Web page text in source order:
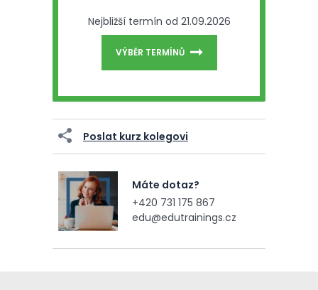
Nejbližší termín od 21.09.2026
VÝBĚR TERMÍNŮ
Poslat kurz kolegovi
Máte dotaz?
+420 731 175 867
edu@edutrainings.cz